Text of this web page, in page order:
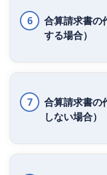
6
合算請求書の
する場合）
7
合算請求書の
しない場合）